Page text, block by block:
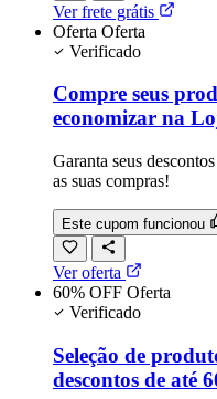
Ver frete grátis
Oferta Oferta
Verificado
Compre seus
economizar na
Garanta seus
as suas compras!
Este cupom funcionou
Ver oferta
60% OFF Oferta
Verificado
Seleção de
descontos de até